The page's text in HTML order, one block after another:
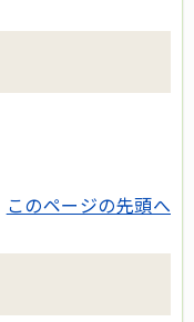
このページの先頭へ